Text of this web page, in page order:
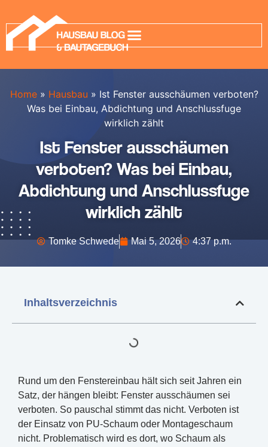
Home » Hausbau » Ist Fenster ausschäumen verboten?
Was bei Einbau, Abdichtung und Anschlussfuge
wirklich zählt
Ist Fenster ausschäumen
verboten? Was bei Einbau,
Abdichtung und Anschlussfuge
wirklich zählt
Tomke Schwede Mai 5, 2026 4:37 p.m.
Inhaltsverzeichnis
Rund um den Fenstereinbau hält sich seit Jahren ein
Satz, der hängen bleibt: Fenster ausschäumen sei
verboten. So pauschal stimmt das nicht. Verboten ist
der Einsatz von PU-Schaum oder Montageschaum
nicht. Problematisch wird es dort, wo Schaum als